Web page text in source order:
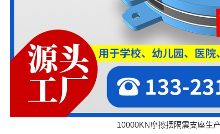
10000KN摩擦摆隔震支座生